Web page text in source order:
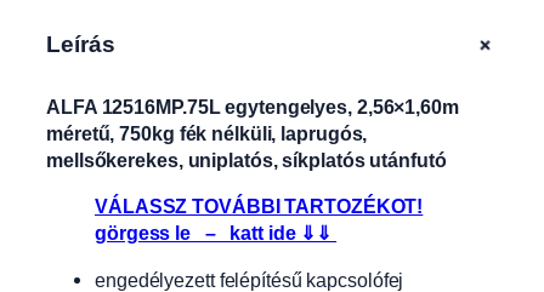
Leírás +
ALFA 12516MP.75L egytengelyes, 2,56×1,60m
méretű, 750kg fék nélküli, laprugós,
mellsőkerekes, uniplatós, síkplatós utánfutó
VÁLASSZ TOVÁBBI TARTOZÉKOT!
görgess le – katt ide ⇓⇓
engedélyezett felépítésű kapcsolófej